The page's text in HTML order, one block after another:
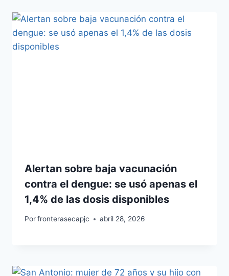
Alertan sobre baja vacunación
contra el dengue: se usó apenas el
1,4% de las dosis disponibles
Porfronterasecapjc abril 28, 2026